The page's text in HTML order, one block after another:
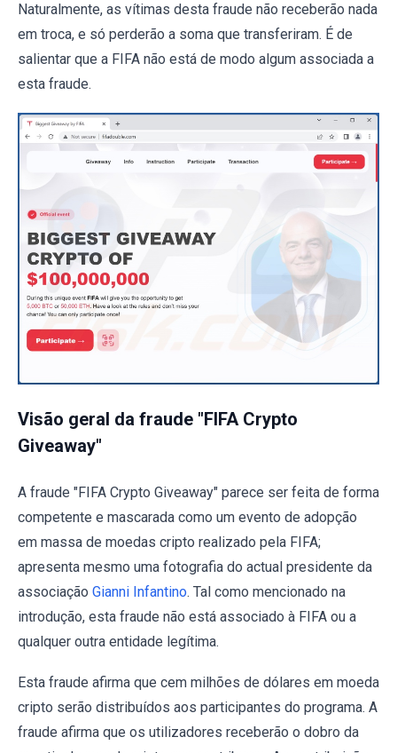
Naturalmente, as vítimas desta fraude não receberão nada
em troca, e só perderão a soma que transferiram. É de
salientar que a FIFA não está de modo algum associada a
esta fraude.
Visão geral da fraude "FIFA Crypto
Giveaway"
A fraude "FIFA Crypto Giveaway" parece ser feita de forma
competente e mascarada como um evento de adopção
em massa de moedas cripto realizado pela FIFA;
apresenta mesmo uma fotografia do actual presidente da
associação Gianni Infantino. Tal como mencionado na
introdução, esta fraude não está associado à FIFA ou a
qualquer outra entidade legítima.
Esta fraude afirma que cem milhões de dólares em moeda
cripto serão distribuídos aos participantes do programa. A
fraude afirma que os utilizadores receberão o dobro da